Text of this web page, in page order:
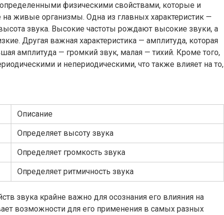
физическими свойствами, которые и
живые организмы. Одна из главных характеристик —
высота звука. Высокие частоты рождают высокие звуки, а
Другая важная характеристика — амплитуда, которая
амплитуда — громкий звук, малая — тихий. Кроме того,
и непериодическими, что также влияет на то,
Описание
Определяет высоту звука
Определяет громкость звука
Определяет ритмичность звука
звука крайне важно для осознания его влияния на
возможности для его применения в самых разных